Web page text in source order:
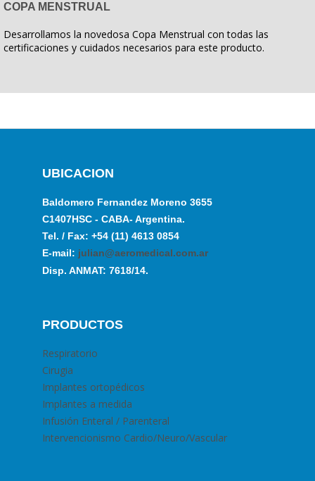
COPA MENSTRUAL
Desarrollamos la novedosa Copa Menstrual con todas las
certificaciones y cuidados necesarios para este producto.
UBICACION
Baldomero Fernandez Moreno 3655
C1407HSC - CABA- Argentina.
Tel. / Fax: +54 (11) 4613 0854
E-mail: julian@aeromedical.com.ar
Disp. ANMAT: 7618/14.
PRODUCTOS
Respiratorio
Cirugia
Implantes ortopédicos
Implantes a medida
Infusión Enteral / Parenteral
Intervencionismo Cardio/Neuro/Vascular